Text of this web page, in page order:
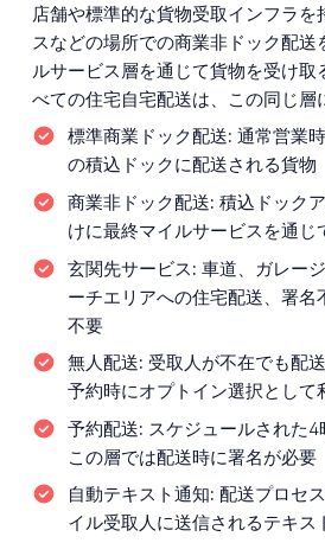
店舗や標準的な貨物受取インフラを
スなどの場所での商業非ドック配送
ルサービス層を通じて貨物を受け取
べての住宅自宅配送は、この同じ層
標準商業ドック配送: 通常営業
の積込ドックに配送される貨物
商業非ドック配送: 積込ドック
けに最終マイルサービスを通じ
玄関先サービス: 車道、ガレー
ーチエリアへの住宅配送、署名
不要
無人配送: 受取人が不在でも配
予約時にオプトイン選択として
予約配送: スケジュールされた4
この層では配送時に署名が必要
自動テキスト通知: 配送プロセ
イル受取人に送信されるテキス